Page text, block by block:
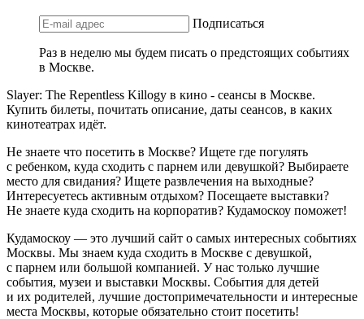
Подписаться
Раз в неделю мы будем писать о предстоящих событиях
в Москве.
Slayer: The Repentless Killogy в кино - сеансы в Москве.
Купить билеты, почитать описание, даты сеансов, в каких
кинотеатрах идёт.
Не знаете что посетить в Москве? Ищете где погулять
с ребенком, куда сходить с парнем или девушкой? Выбираете
место для свидания? Ищете развлечения на выходные?
Интересуетесь активным отдыхом? Посещаете выставки?
Не знаете куда сходить на корпоратив? Кудамоскоу поможет!
Кудамоскоу — это лучший сайт о самых интересных событиях
Москвы. Мы знаем куда сходить в Москве с девушкой,
с парнем или большой компанией. У нас только лучшие
события, музеи и выставки Москвы. События для детей
и их родителей, лучшие достопримечательности и интересные
места Москвы, которые обязательно стоит посетить!